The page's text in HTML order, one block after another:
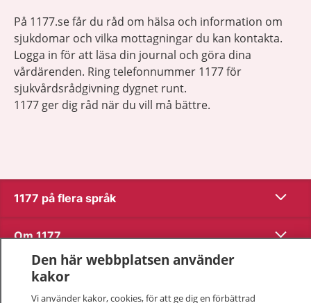
På 1177.se får du råd om hälsa och information om
sjukdomar och vilka mottagningar du kan kontakta.
Logga in för att läsa din journal och göra dina
vårdärenden. Ring telefonnummer 1177 för
sjukvårdsrådgivning dygnet runt.
1177 ger dig råd när du vill må bättre.
1177 på flera språk Visa
Om 1177 Visa
Kontakt
Den här webbplatsen använder
kakor
Vi använder kakor, cookies, för att ge dig en förbättrad